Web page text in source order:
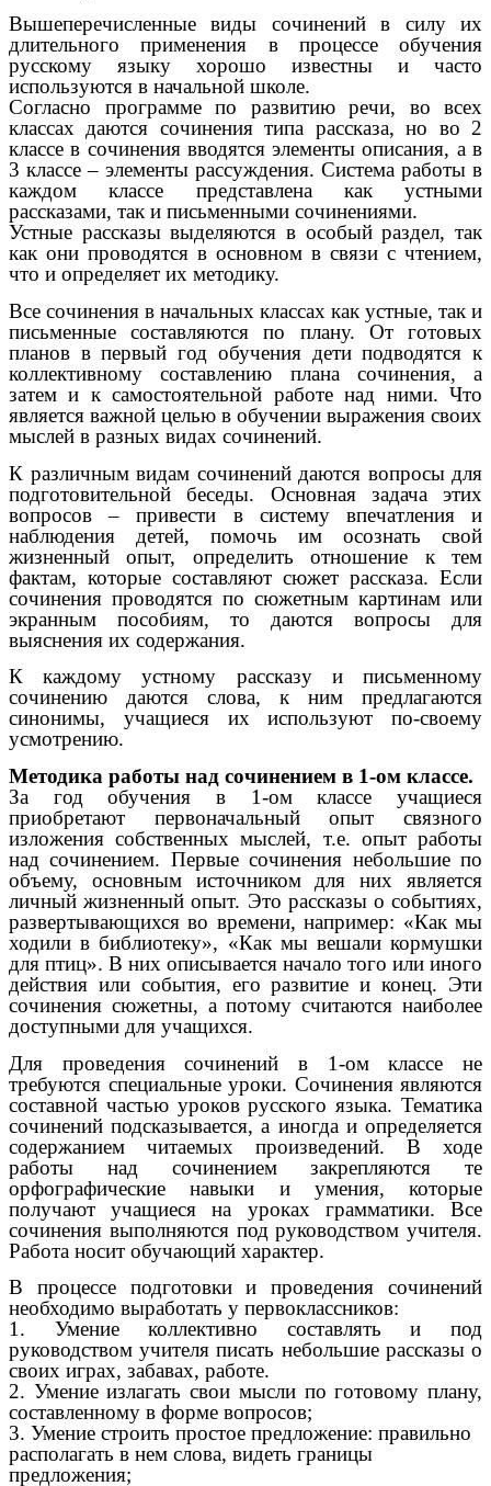
Вышеперечисленные виды сочинений в силу их
длительного применения в процессе обучения
русскому языку хорошо известны и часто
используются в начальной школе.
Согласно программе по развитию речи, во всех
классах даются сочинения типа рассказа, но во 2
классе в сочинения вводятся элементы описания, а в
3 классе – элементы рассуждения. Система работы в
каждом классе представлена как устными
рассказами, так и письменными сочинениями.
Устные рассказы выделяются в особый раздел, так
как они проводятся в основном в связи с чтением,
что и определяет их методику.
Все сочинения в начальных классах как устные, так и
письменные составляются по плану. От готовых
планов в первый год обучения дети подводятся к
коллективному составлению плана сочинения, а
затем и к самостоятельной работе над ними. Что
является важной целью в обучении выражения своих
мыслей в разных видах сочинений.
К различным видам сочинений даются вопросы для
подготовительной беседы. Основная задача этих
вопросов – привести в систему впечатления и
наблюдения детей, помочь им осознать свой
жизненный опыт, определить отношение к тем
фактам, которые составляют сюжет рассказа. Если
сочинения проводятся по сюжетным картинам или
экранным пособиям, то даются вопросы для
выяснения их содержания.
К каждому устному рассказу и письменному
сочинению даются слова, к ним предлагаются
синонимы, учащиеся их используют по-своему
усмотрению.
Методика работы над сочинением в 1-ом классе.
За год обучения в 1-ом классе учащиеся
приобретают первоначальный опыт связного
изложения собственных мыслей, т.е. опыт работы
над сочинением. Первые сочинения небольшие по
объему, основным источником для них является
личный жизненный опыт. Это рассказы о событиях,
развертывающихся во времени, например: «Как мы
ходили в библиотеку», «Как мы вешали кормушки
для птиц». В них описывается начало того или иного
действия или события, его развитие и конец. Эти
сочинения сюжетны, а потому считаются наиболее
доступными для учащихся.
Для проведения сочинений в 1-ом классе не
требуются специальные уроки. Сочинения являются
составной частью уроков русского языка. Тематика
сочинений подсказывается, а иногда и определяется
содержанием читаемых произведений. В ходе
работы над сочинением закрепляются те
орфографические навыки и умения, которые
получают учащиеся на уроках грамматики. Все
сочинения выполняются под руководством учителя.
Работа носит обучающий характер.
В процессе подготовки и проведения сочинений
необходимо выработать у первоклассников:
1. Умение коллективно составлять и под
руководством учителя писать небольшие рассказы о
своих играх, забавах, работе.
2. Умение излагать свои мысли по готовому плану,
составленному в форме вопросов;
3. Умение строить простое предложение: правильно
располагать в нем слова, видеть границы
предложения;